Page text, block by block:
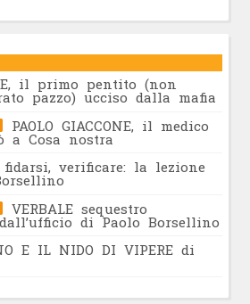
il primo pentito (non
pazzo) ucciso dalla mafia
PAOLO GIACCONE, il medico
a Cosa nostra
verificare: la lezione
VERBALE sequestro
di Paolo Borsellino
E IL NIDO DI VIPERE di